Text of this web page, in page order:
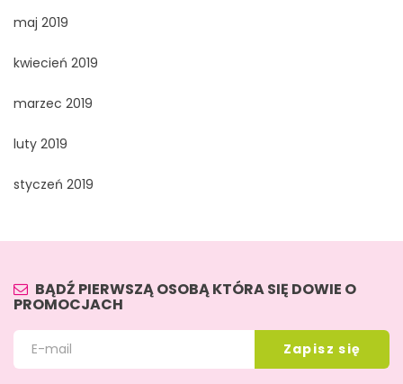
maj 2019
kwiecień 2019
marzec 2019
luty 2019
styczeń 2019
BĄDŹ PIERWSZĄ OSOBĄ KTÓRA SIĘ DOWIE O
PROMOCJACH